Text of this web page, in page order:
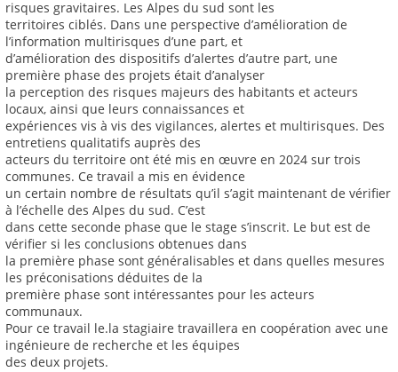
risques gravitaires. Les Alpes du sud sont les
territoires ciblés. Dans une perspective d’amélioration de
l’information multirisques d’une part, et
d’amélioration des dispositifs d’alertes d’autre part, une
première phase des projets était d’analyser
la perception des risques majeurs des habitants et acteurs
locaux, ainsi que leurs connaissances et
expériences vis à vis des vigilances, alertes et multirisques. Des
entretiens qualitatifs auprès des
acteurs du territoire ont été mis en œuvre en 2024 sur trois
communes. Ce travail a mis en évidence
un certain nombre de résultats qu’il s’agit maintenant de vérifier
à l’échelle des Alpes du sud. C’est
dans cette seconde phase que le stage s’inscrit. Le but est de
vérifier si les conclusions obtenues dans
la première phase sont généralisables et dans quelles mesures
les préconisations déduites de la
première phase sont intéressantes pour les acteurs
communaux.
Pour ce travail le.la stagiaire travaillera en coopération avec une
ingénieure de recherche et les équipes
des deux projets.